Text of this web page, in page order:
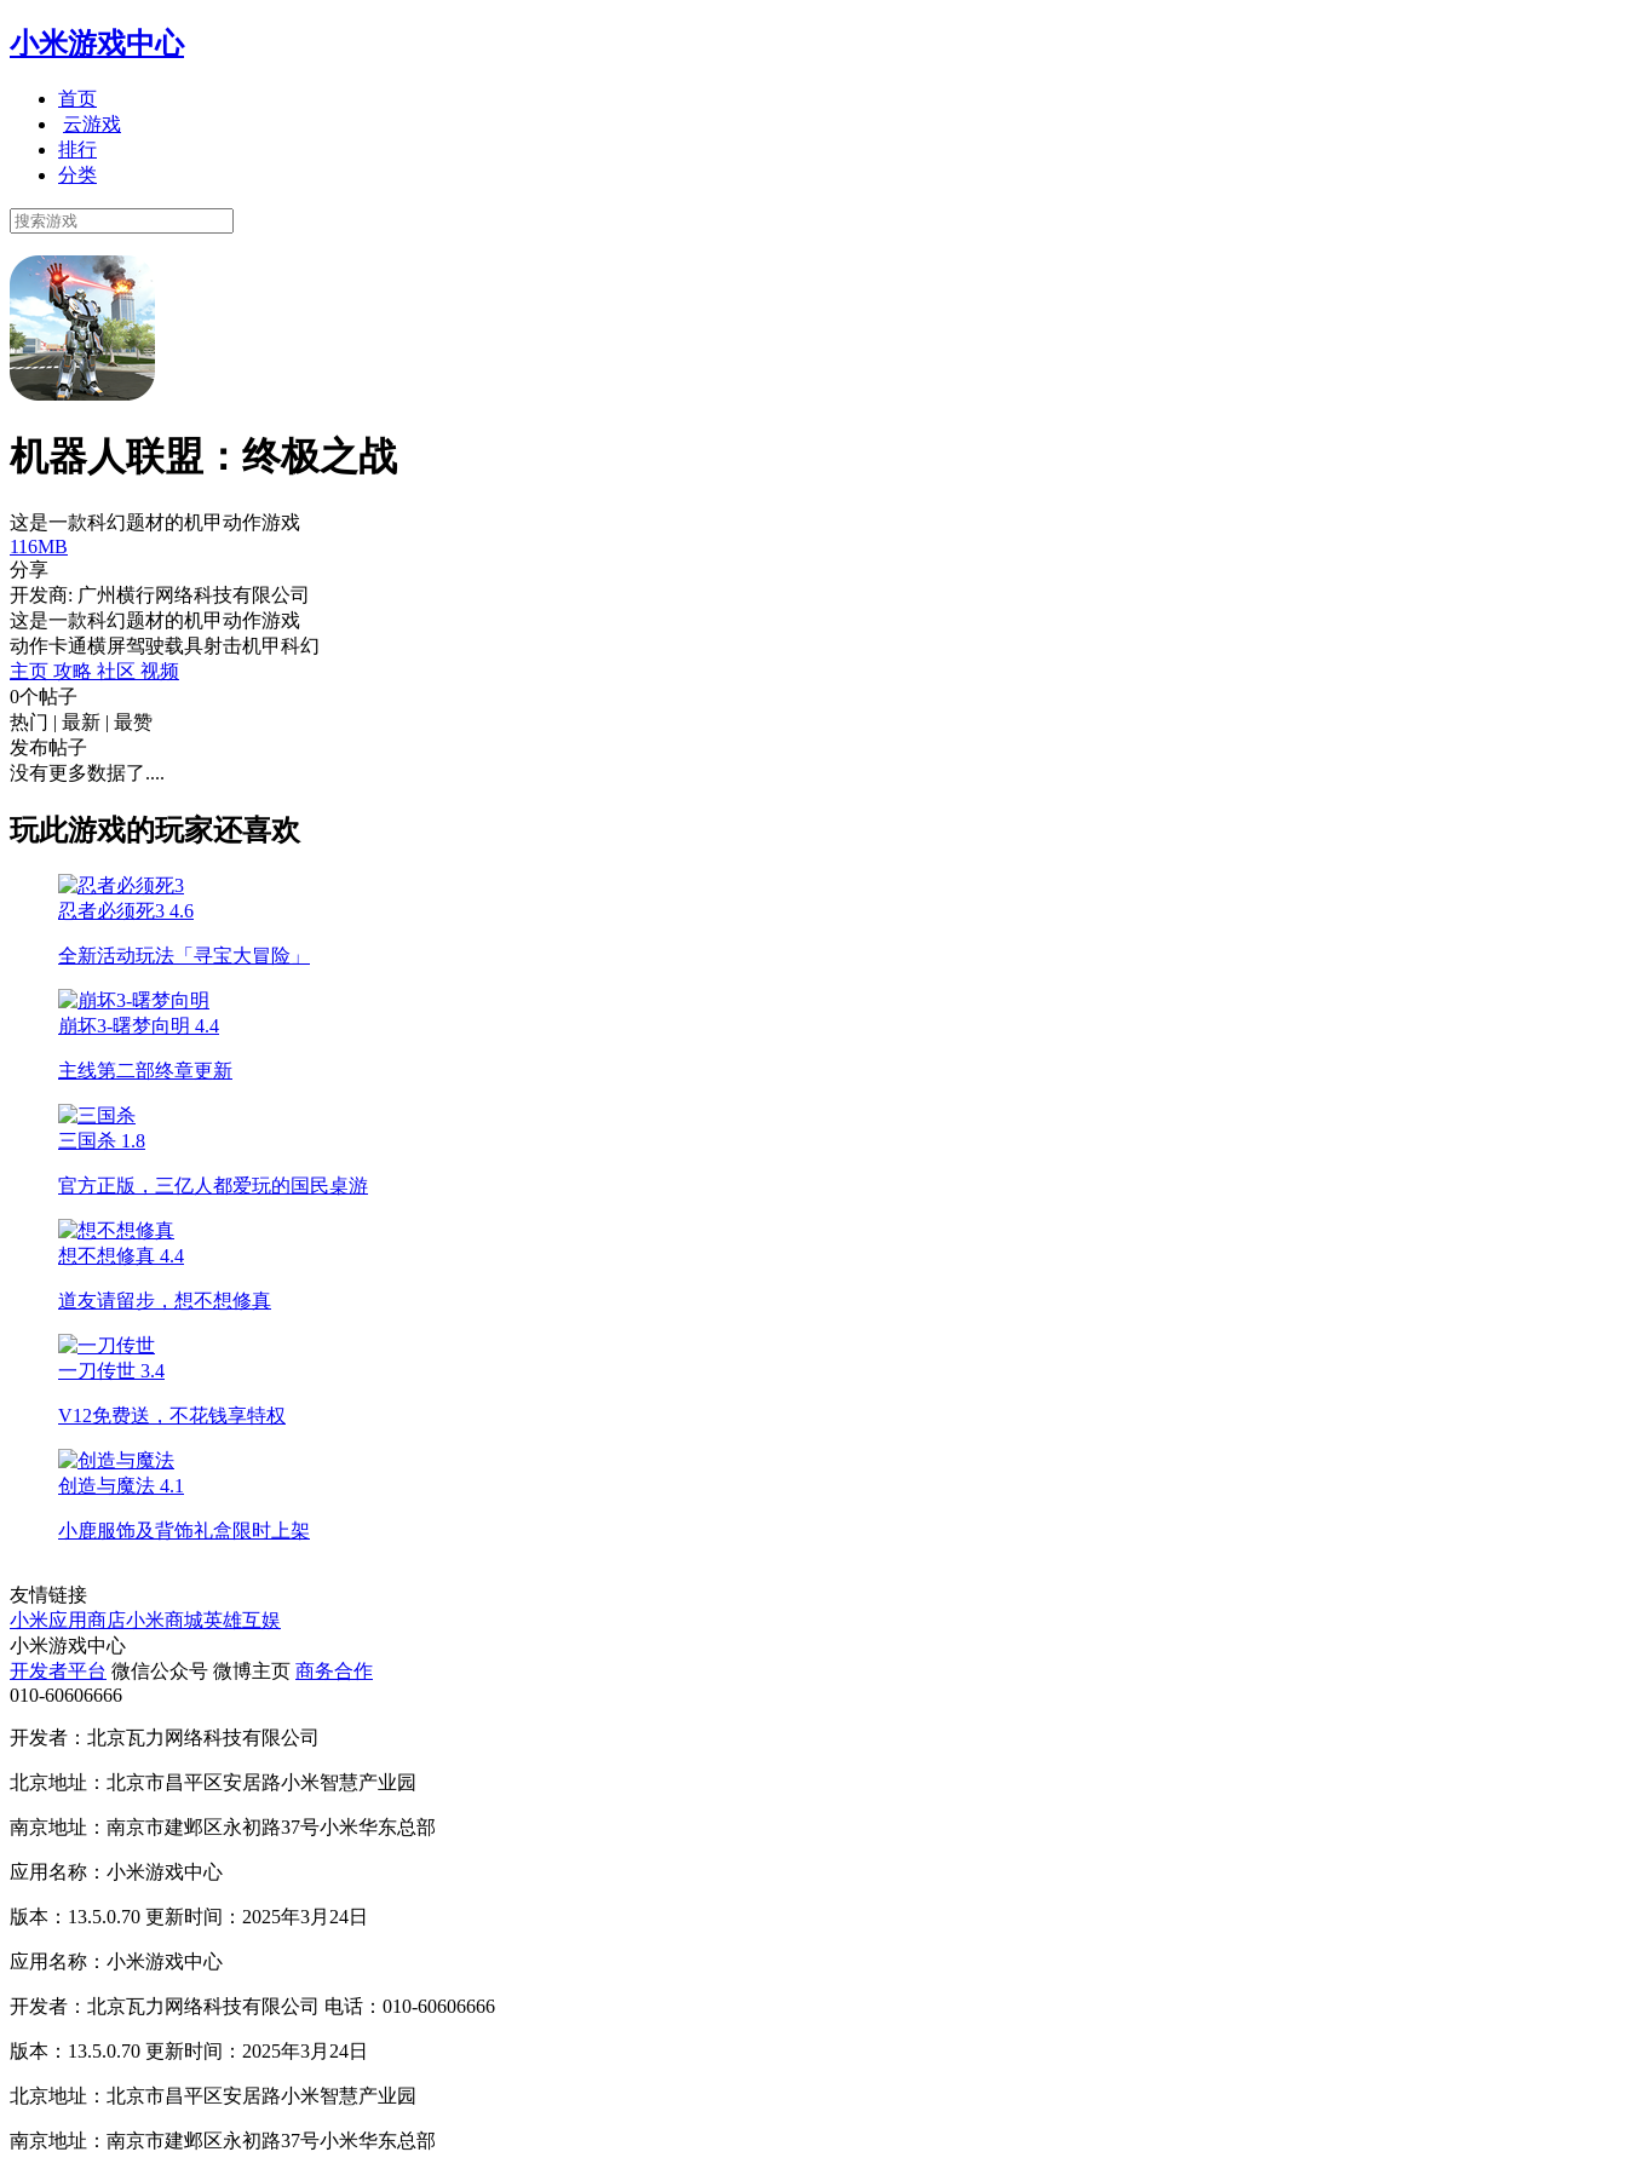
小米游戏中心
首页
云游戏
排行
分类
机器人联盟：终极之战
这是一款科幻题材的机甲动作游戏
116MB
分享
开发商: 广州横行网络科技有限公司
这是一款科幻题材的机甲动作游戏
动作卡通横屏驾驶载具射击机甲科幻
主页 攻略 社区 视频
0个帖子
热门 | 最新 | 最赞
发布帖子
没有更多数据了....
玩此游戏的玩家还喜欢
忍者必须死3 4.6
全新活动玩法「寻宝大冒险」
崩坏3-曙梦向明 4.4
主线第二部终章更新
三国杀 1.8
官方正版，三亿人都爱玩的国民桌游
想不想修真 4.4
道友请留步，想不想修真
一刀传世 3.4
V12免费送，不花钱享特权
创造与魔法 4.1
小鹿服饰及背饰礼盒限时上架
友情链接
小米应用商店小米商城英雄互娱
小米游戏中心
开发者平台 微信公众号 微博主页 商务合作
010-60606666
开发者：北京瓦力网络科技有限公司
北京地址：北京市昌平区安居路小米智慧产业园
南京地址：南京市建邺区永初路37号小米华东总部
应用名称：小米游戏中心
版本：13.5.0.70 更新时间：2025年3月24日
应用名称：小米游戏中心
开发者：北京瓦力网络科技有限公司 电话：010-60606666
版本：13.5.0.70 更新时间：2025年3月24日
北京地址：北京市昌平区安居路小米智慧产业园
南京地址：南京市建邺区永初路37号小米华东总部